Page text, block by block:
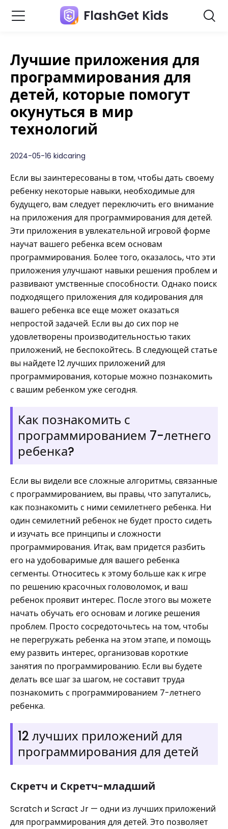
FlashGet Kids
Лучшие приложения для
программирования для
детей, которые помогут
окунуться в мир
технологий
2024-05-16 kidcaring
Если вы заинтересованы в том, чтобы дать своему
ребенку некоторые навыки, необходимые для
будущего, вам следует переключить его внимание
на приложения для программирования для детей.
Эти приложения в увлекательной игровой форме
научат вашего ребенка всем основам
программирования. Более того, оказалось, что эти
приложения улучшают навыки решения проблем и
развивают умственные способности. Однако поиск
подходящего приложения для кодирования для
вашего ребенка все еще может оказаться
непростой задачей. Если вы до сих пор не
удовлетворены производительностью таких
приложений, не беспокойтесь. В следующей статье
вы найдете 12 лучших приложений для
программирования, которые можно познакомить
с вашим ребенком уже сегодня.
Как познакомить с
программированием 7-летнего
ребенка?
Если вы видели все сложные алгоритмы, связанные
с программированием, вы правы, что запутались,
как познакомить с ними семилетнего ребенка. Ни
один семилетний ребенок не будет просто сидеть
и изучать все принципы и сложности
программирования. Итак, вам придется разбить
его на удобоваримые для вашего ребенка
сегменты. Относитесь к этому больше как к игре
по решению красочных головоломок, и ваш
ребенок проявит интерес. После этого вы можете
начать обучать его основам и логике решения
проблем. Просто сосредоточьтесь на том, чтобы
не перегружать ребенка на этом этапе, и помощь
ему развить интерес, организовав короткие
занятия по программированию. Если вы будете
делать все шаг за шагом, не составит труда
познакомить с программированием 7-летнего
ребенка.
12 лучших приложений для
программирования для детей
Скретч и Скретч-младший
Scratch и Scract Jr — одни из лучших приложений
для программирования для детей. Это позволяет